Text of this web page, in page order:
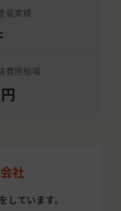
装実績
費用相場
社
しています。